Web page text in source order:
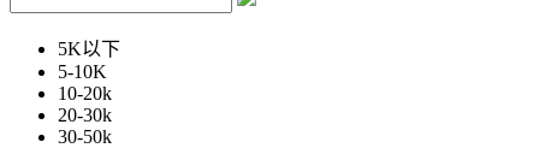
5K以下
5-10K
10-20k
20-30k
30-50k